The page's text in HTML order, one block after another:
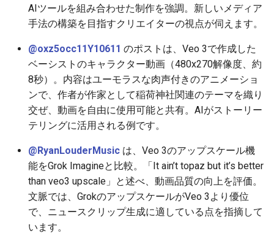
2026-06-01
2026-05-31
2026-05-30
2026-05-29
2026-05-28
2026-05-27
2026-05-26
2025-11-16
2025-11-15
2025-11-14
2025-11-13
2025-11-12
2025-11-11
2025-11-10
2026-06-01
2026-05-31
2026-05-30
2026-05-29
2026-05-28
2026-05-27
2026-05-26
2025-11-16
2025-11-15
2025-11-14
2025-11-13
2025-11-12
2025-11-11
2025-11-10
2026-05-29
2026-05-28
2026-05-27
2026-05-26
2026-05-25
2026-05-24
2026-05-23
2025-11-16
2025-11-15
2025-11-14
2025-11-13
2025-11-12
2025-11-11
2025-11-10
2026-05-28
2026-05-27
2026-05-26
2026-05-25
2026-05-24
2026-05-23
2026-05-22
2026-05-21
2026-06-01
2026-05-31
2026-05-30
2026-05-29
2026-05-28
2026-05-27
2026-05-26
AIツールを組み合わせた制作を強調。新しいメディア
手法の構築を目指すクリエイターの視点が伺えます。
@oxz5occ11Y10611 のポストは、Veo 3で作成した
ベーシストのキャラクター動画（480x270解像度、約
8秒）。内容はユーモラスな肉声付きのアニメーショ
ンで、作者が作家として稲荷神社関連のテーマを織り
交ぜ、動画を自由に使用可能と共有。AIがストーリー
テリングに活用される例です。
@RyanLouderMusic は、Veo 3のアップスケール機
能をGrok Imagineと比較。「It ain’t topaz but it’s better
than veo3 upscale」と述べ、動画品質の向上を評価。
文脈では、GrokのアップスケールがVeo 3より優位
で、ニュースクリップ生成に適している点を指摘して
います。